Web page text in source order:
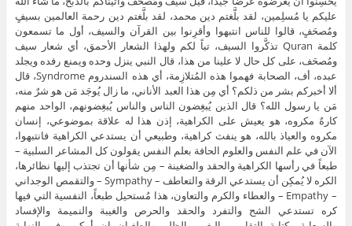
عليكم يا مُسلِمين، لقد بلَّغتم دين محمد، لقد بلَّغتم دين رحمة العالمين بسيفٍ
ومُصحَفٍ، قالوا للناس انتبهوا وأقرِنوا بين القرآن والسيف، أول ما تسمعون
كلمة Quran تذكَّروا السيف، تباً لكم ولهذا الشعار الأحمق، أي شعار سيف
ومُصحَف، على كل حال لا علينا من هذا، قال النبي ينزل وحده ويمنع رفده ويجلد
عبده، أف، الصحابة فهموا هذه المُتلازِمة، أي هذه السندروم Syndrome، قال
ألا أخبركم بشر من ذلكم؟ أي مِن هذا العبد الأناني، ما زال يُوجَد مَن هو شرٌ منه،
مَن يا رسول الله؟ قال الذين يُبغِضون الناس والناس يُبغِضونهم، الواحد منهم
كارهٌ مكروه، هو يعيش على الكراهية، إذن هذا له علاقة بموضوعي، إنسان
مكروه والعياذ بالله، هو ينفث كراهية، وطبيعي أن يستدعي الكراهية فانتبهوا،
الآن في علم النفس والعلوم الحافة بعلم النفس يقولون كل المشاعر السلبية –
طبعاً في رأسها الكراهية والحقد والضغينة – مِن شأنها أن تجتذب إليها نظائرها،
الكره لا يُمكِن أن يستدعي الرقة والتعاطف – Sympathy – والتقمص الوجداني
– Empathy – والعطاء والكرم والتعاون، هذا مُستحيل طبعاً، النفسية التي فيها
كره تستدعي الشح والتفرد والحقد والحرص والغيبة والنميمة والإفساد